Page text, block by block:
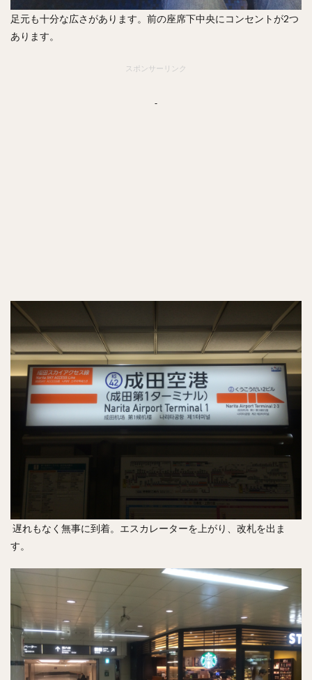
足元も十分な広さがあります。前の座席下中央にコンセントが2つ
あります。
スポンサーリンク
遅れもなく無事に到着。エスカレーターを上がり、改札を出ま
す。